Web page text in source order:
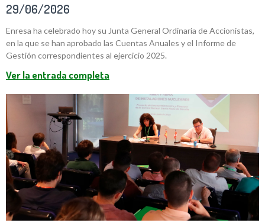
29/06/2026
Enresa ha celebrado hoy su Junta General Ordinaria de Accionistas,
en la que se han aprobado las Cuentas Anuales y el Informe de
Gestión correspondientes al ejercicio 2025.
Ver la entrada completa